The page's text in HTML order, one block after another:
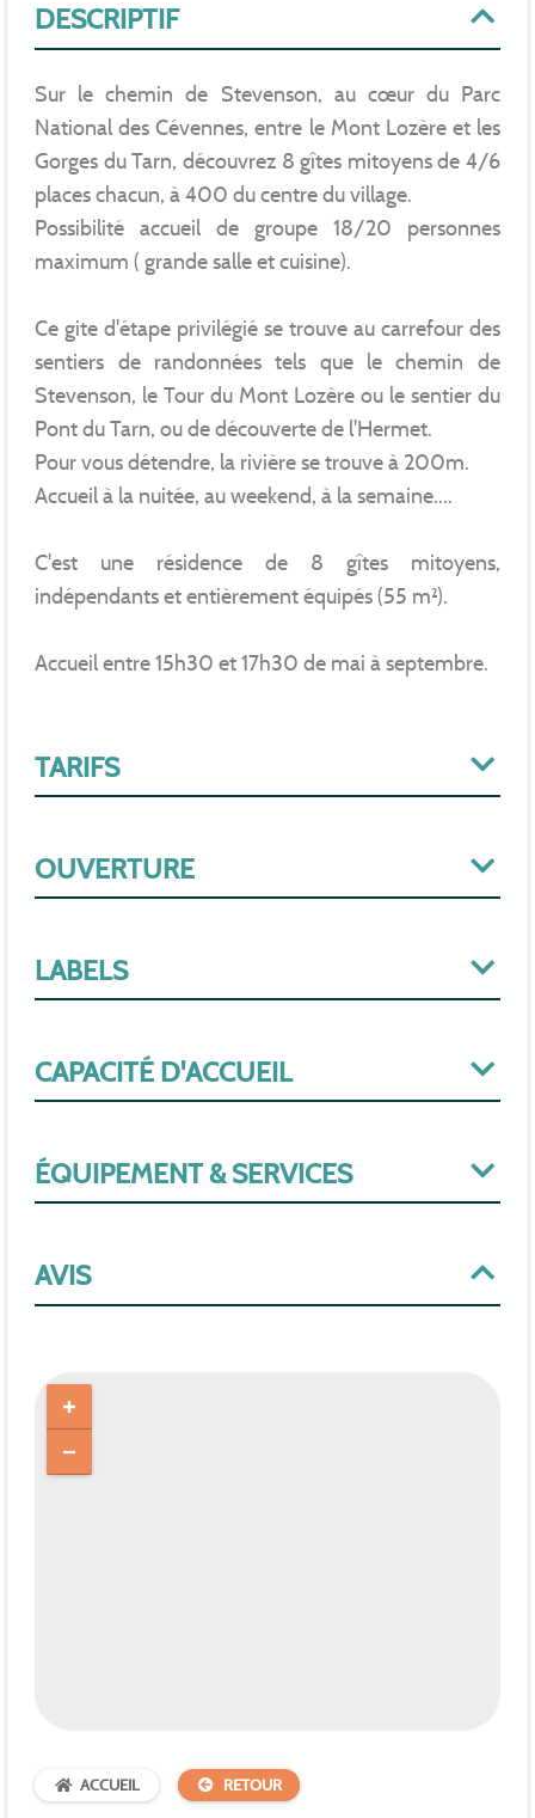
DESCRIPTIF
Sur le chemin de Stevenson, au cœur du Parc
National des Cévennes, entre le Mont Lozère et les
Gorges du Tarn, découvrez 8 gîtes mitoyens de 4/6
places chacun, à 400 du centre du village.
Possibilité accueil de groupe 18/20 personnes
maximum ( grande salle et cuisine).
Ce gite d'étape privilégié se trouve au carrefour des
sentiers de randonnées tels que le chemin de
Stevenson, le Tour du Mont Lozère ou le sentier du
Pont du Tarn, ou de découverte de l'Hermet.
Pour vous détendre, la rivière se trouve à 200m.
Accueil à la nuitée, au weekend, à la semaine....
C'est une résidence de 8 gîtes mitoyens,
indépendants et entièrement équipés (55 m²).
Accueil entre 15h30 et 17h30 de mai à septembre.
TARIFS
OUVERTURE
LABELS
CAPACITÉ D'ACCUEIL
ÉQUIPEMENT & SERVICES
AVIS
ACCUEIL RETOUR